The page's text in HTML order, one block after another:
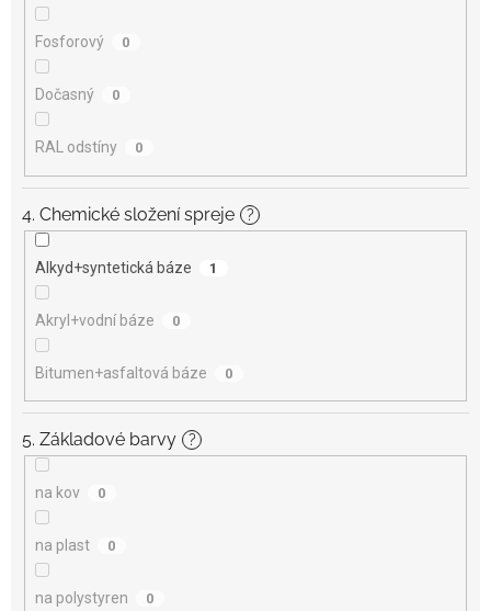
Fosforový 0
Dočasný 0
RAL odstíny 0
4. Chemické složení spreje ?
Alkyd+syntetická báze 1
Akryl+vodní báze 0
Bitumen+asfaltová báze 0
5. Základové barvy ?
na kov 0
na plast 0
na polystyren 0